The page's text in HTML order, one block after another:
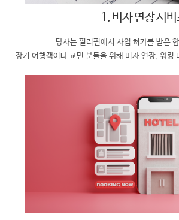
1. 비자 연장 서
당사는 필리핀에서 사업 허가를 받은
장기 여행객이나 교민 분들을 위해 비자 연장, 워킹